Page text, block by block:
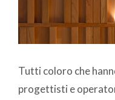
Tutti coloro che
progettisti e